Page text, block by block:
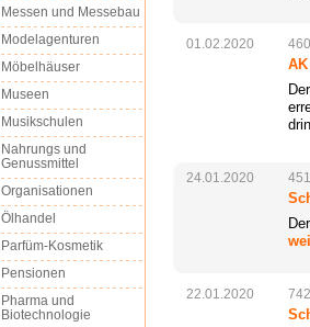
01.02.2020
24.01.2020
22.01.2020
Messen und Messebau
Modelagenturen
Möbelhäuser
Museen
Musikschulen
Nahrungs und
Genussmittel
Organisationen
Ölhandel
Parfüm-Kosmetik
Pensionen
Pharma und
Biotechnologie